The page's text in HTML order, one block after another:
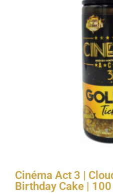
Cinéma Act 3 |
Birthday Cake | 100